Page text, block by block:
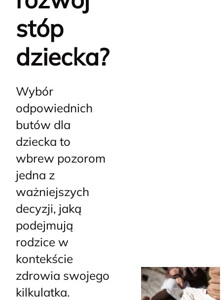
stóp
dziecka?
Wybór
odpowiednich
butów dla
dziecka to
wbrew pozorom
jedna z
ważniejszych
decyzji, jaką
podejmują
rodzice w
kontekście
zdrowia swojego
kilkulatka.